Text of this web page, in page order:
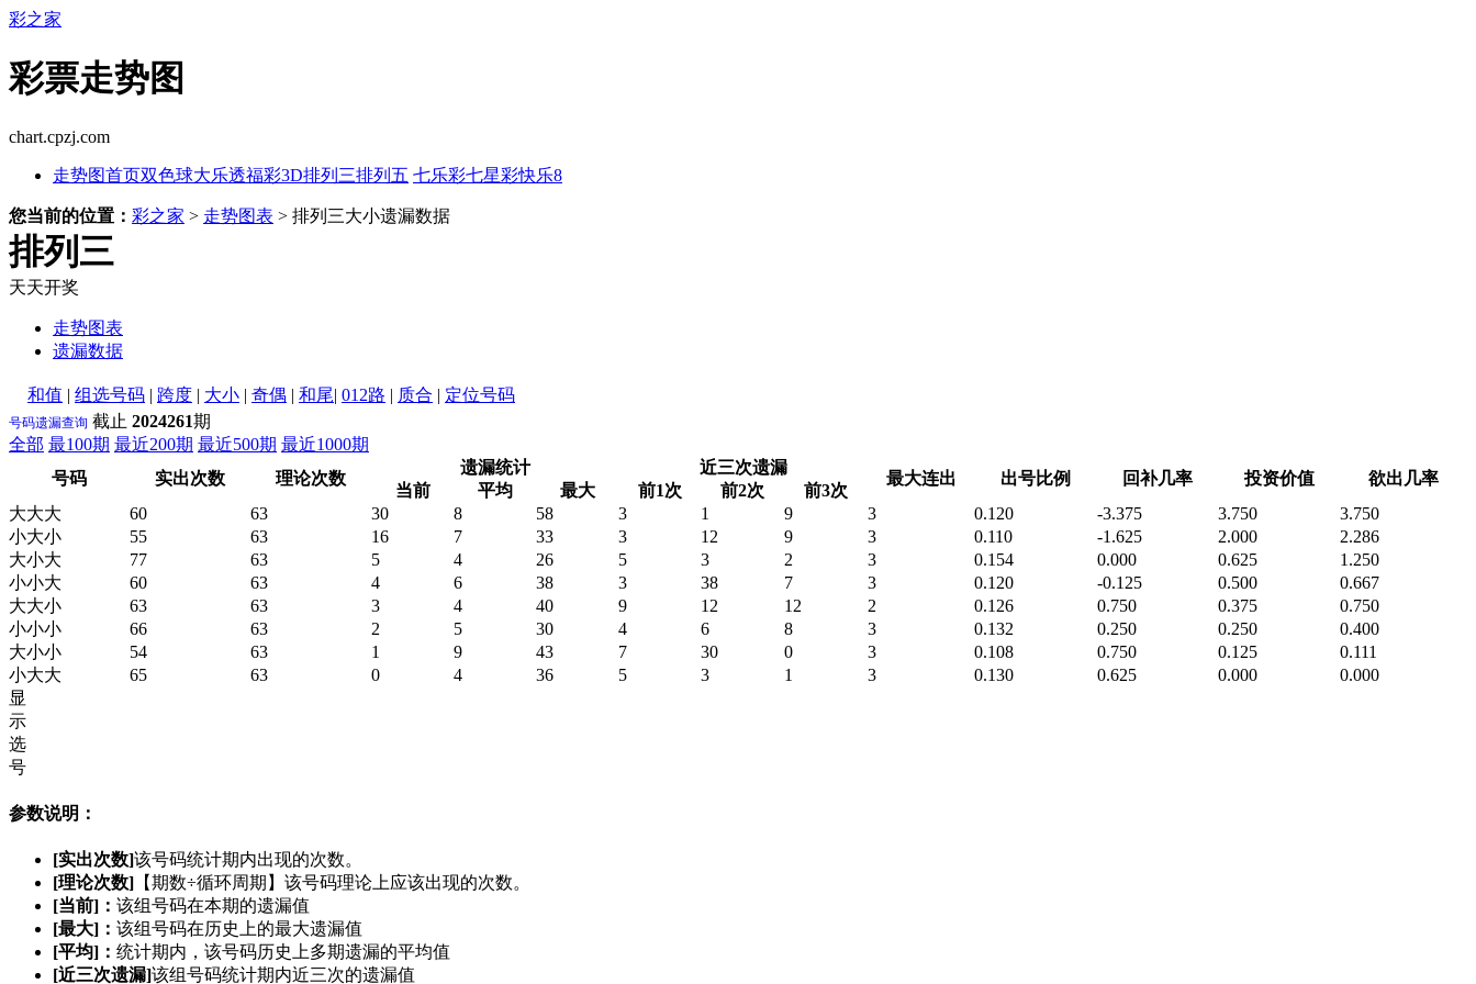
彩之家
彩票走势图
chart.cpzj.com
走势图首页双色球大乐透福彩3D排列三排列五 七乐彩七星彩快乐8
您当前的位置： 彩之家 > 走势图表 > 排列三大小遗漏数据
排列三
天天开奖
走势图表
遗漏数据
和值 | 组选号码 | 跨度 | 大小 | 奇偶 | 和尾| 012路 | 质合 | 定位号码
号码遗漏查询 截止 2024261期
全部 最100期 最近200期 最近500期 最近1000期
号码
实出次数 理论次数
遗漏统计 近三次遗漏
最大连出 出号比例 回补几率 投资价值 欲出几率
当前 平均 最大 前1次 前2次
前3次
大大大
60 63 30 8 58 3 1 9 3 0.120 -3.375 3.750
3.750
小大小
55 63 16 7 33 3 12 9 3 0.110 -1.625 2.000
2.286
大小大
77 63 5 4 26 5 3 2 3 0.154 0.000 0.625
1.250
小小大
60 63 4 6 38 3 38 7 3 0.120 -0.125 0.500
0.667
大大小
63 63 3 4 40 9 12 12 2 0.126 0.750 0.375
0.750
小小小
66 63 2 5 30 4 6 8 3 0.132 0.250 0.250
0.400
大小小
54 63 1 9 43 7 30 0 3 0.108 0.750 0.125
0.111
小大大
65 63 0 4 36 5 3 1 3 0.130 0.625 0.000
0.000
显
示
选
号
参数说明：
[实出次数]该号码统计期内出现的次数。
[理论次数] 【期数÷循环周期】该号码理论上应该出现的次数。
[当前]： 该组号码在本期的遗漏值
[最大]： 该组号码在历史上的最大遗漏值
[平均]： 统计期内，该号码历史上多期遗漏的平均值
[近三次遗漏]该组号码统计期内近三次的遗漏值